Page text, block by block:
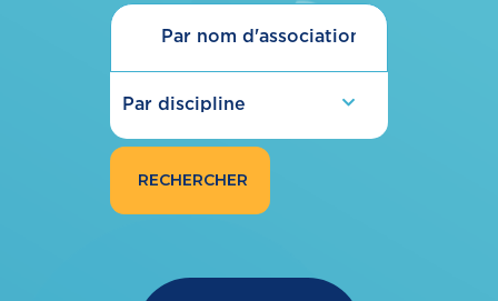
Par discipline
RECHERCHER